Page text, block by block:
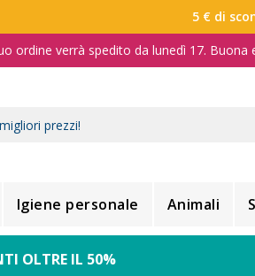
5 € di
ordine verrà spedito da lunedì 17. Buona
Igiene personale Animali
OLTRE IL 50%